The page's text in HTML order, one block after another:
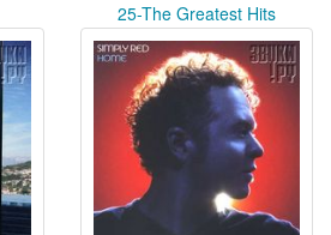
25-The Greatest Hits